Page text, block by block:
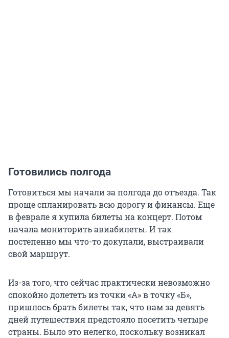
Готовились полгода
Готовиться мы начали за полгода до отъезда. Так
проще спланировать всю дорогу и финансы. Еще
в феврале я купила билеты на концерт. Потом
начала мониторить авиабилеты. И так
постепенно мы что-то докупали, выстраивали
свой маршрут.
Из-за того, что сейчас практически невозможно
спокойно долететь из точки «А» в точку «Б»,
пришлось брать билеты так, что нам за девять
дней путешествия предстояло посетить четыре
страны. Было это нелегко, поскольку возникал